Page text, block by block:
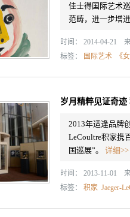
佳士得国际艺术
范畴，进一步增
时间： 2014-04-21 来
标签：
国际艺术 《
岁月精粹见证奇迹
2013年适逢品牌
LeCoultre积家携
国巡展”。 详细>>
时间： 2013-11-01 来
标签： 积家 Jaeger-